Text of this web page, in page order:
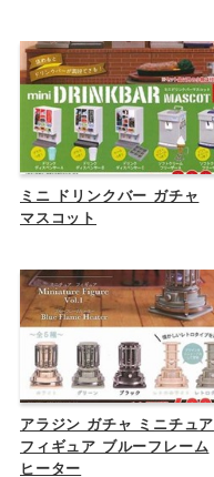
ミニ ドリンクバー ガチャ
マスコット
アラジン ガチャ ミニチュア
フィギュア ブルーフレーム
ヒーター